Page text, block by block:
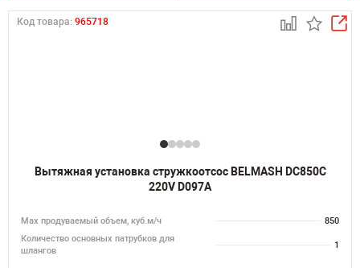
Код товара: 965718
Вытяжная установка стружкоотсос BELMASH DC850C
220V D097A
Мах продуваемый объем, куб.м/ч
850
Количество основных патрубков для
шлангов
1